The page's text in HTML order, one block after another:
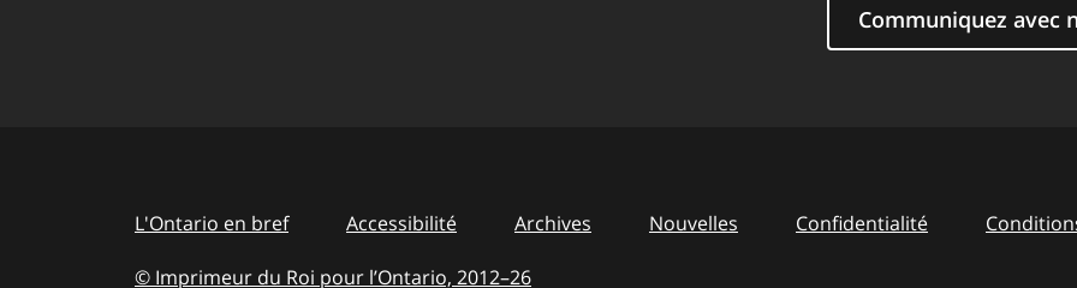
Communiquez avec
L'Ontario en bref Accessibilité Archives Nouvelles Confidentialité
© Imprimeur du Roi pour l’Ontario, 2012–to
26